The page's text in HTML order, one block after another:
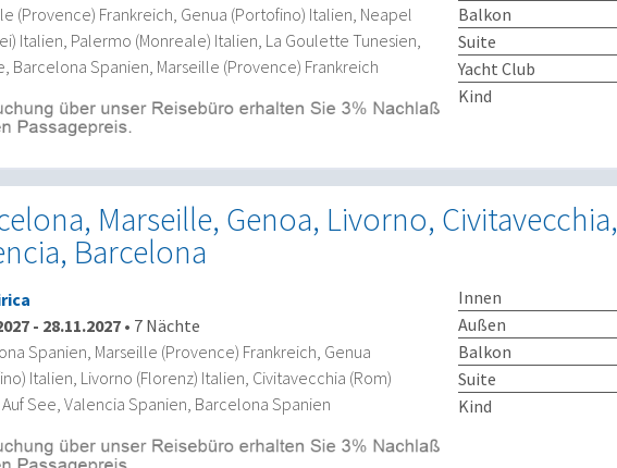
(Provence) Frankreich, Genua (Portofino) Italien, Neapel
Italien, Palermo (Monreale) Italien, La Goulette Tunesien,
Barcelona Spanien, Marseille (Provence) Frankreich
Balkon
Suite
Yacht Club
Kind
Marseille, Genoa, Livorno, Civitavecchia,
Barcelona
- 28.11.2027 • 7 Nächte
Spanien, Marseille (Provence) Frankreich, Genua
Italien, Livorno (Florenz) Italien, Civitavecchia (Rom)
See, Valencia Spanien, Barcelona Spanien
Innen
Außen
Balkon
Suite
Kind